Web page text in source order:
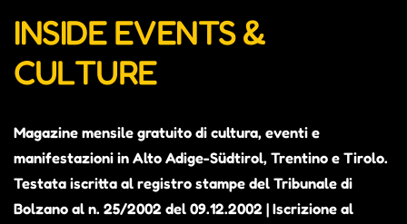
INSIDE EVENTS &
CULTURE
Magazine mensile gratuito di cultura, eventi e
manifestazioni in Alto Adige-Südtirol, Trentino e Tirolo.
Testata iscritta al registro stampe del Tribunale di
Bolzano al n. 25/2002 del 09.12.2002 | Iscrizione al